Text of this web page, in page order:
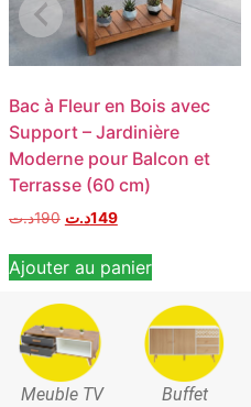
Bac à Fleur en Bois avec
Support – Jardinière
Moderne pour Balcon et
Terrasse (60 cm)
190د.ت 149د.ت
Ajouter au panier
Meuble TV Buffet